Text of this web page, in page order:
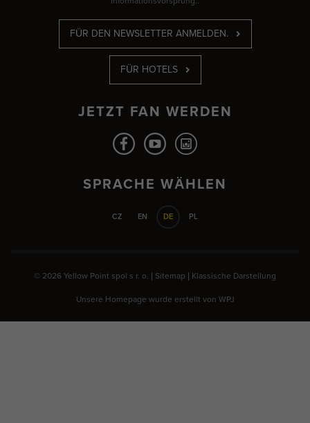
FÜR DEN NEWSLETTER ANMELDEN.
FÜR HOTELS
JETZT FAN WERDEN
SPRACHE WÄHLEN
CZ EN DE PL
© 2026 Yellow Point spol s r. o. | Sitemap Klassische Darstellung
Unsere Homepage wurde erstellt von WPJ